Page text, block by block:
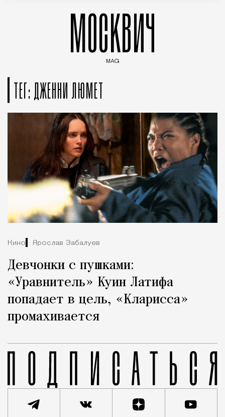
МОСКВИЧ
MAG
ТЕГ: ДЖЕННИ ЛЮМЕТ
Кино Ярослав Забалуев
Девчонки с пушками:
«Уравнитель» Куин Латифа
попадает в цель, «Кларисса»
промахивается